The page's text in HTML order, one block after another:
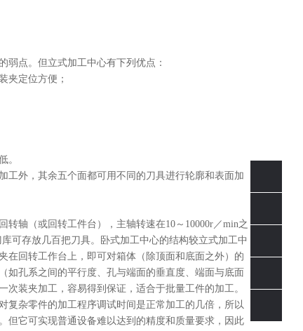
弱点。但立式加工中心有下列优点：
夹定位方便；
。
工外，其余五个面都可用不同的刀具进行轮廓和表面加
轴（或回转工件台），主轴转速在10～10000r／min之
可存放几百把刀具。卧式加工中心的结构较立式加工中
在回转工作台上，即可对箱体（除顶面和底面之外）的
如孔系之间的平行度、孔与端面的垂直度、端面与底面
装夹加工，容易得到保证，适合于批量工件的加工。
复杂零件的加工程序调试时间是正常加工的几倍，所以
但它可实现普通设备难以达到的精度和质量要求，因此